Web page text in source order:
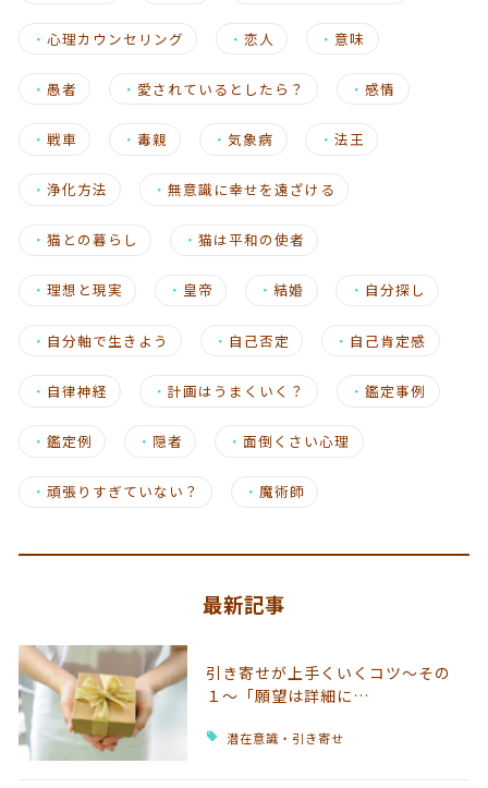
・ 心理カウンセリング ・恋人 ・ 意味
・ 愚者 ・ 愛されているとしたら？ ・感情
・ 戦車 ・毒親 ・気象病 ・ 法王
・ 浄化方法 ・無意識に幸せを遠ざける
・ 猫との暮らし ・猫は平和の使者
・ 理想と現実 ・ 皇帝 ・ 結婚 ・ 自分探し
・ 自分軸で生きよう ・ 自己否定 ・ 自己肯定感
・ 自律神経 ・計画はうまくいく？ ・鑑定事例
・ 鑑定例 ・ 隠者 ・面倒くさい心理
・ 頑張りすぎていない？ ・魔術師
最新記事
引き寄せが上手くいくコツ～その
１～「願望は詳細に…
潜在意識・引き寄せ